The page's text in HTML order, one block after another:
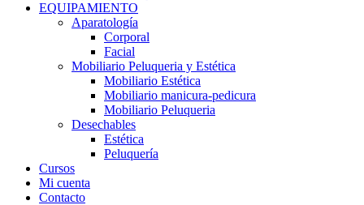
EQUIPAMIENTO
Aparatología
Corporal
Facial
Mobiliario Peluqueria y Estética
Mobiliario Estética
Mobiliario manicura-pedicura
Mobiliario Peluqueria
Desechables
Estética
Peluquería
Cursos
Mi cuenta
Contacto